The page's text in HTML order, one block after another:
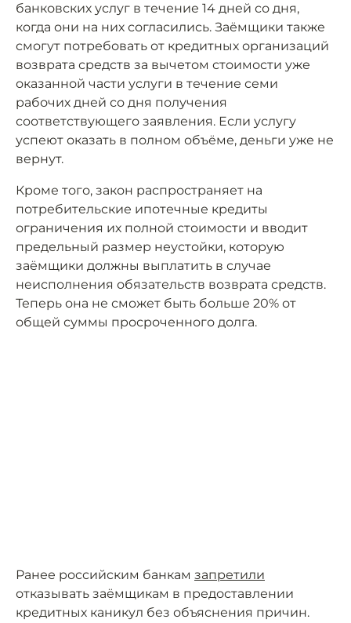
банковских услуг в течение 14 дней со дня,
когда они на них согласились. Заёмщики также
смогут потребовать от кредитных организаций
возврата средств за вычетом стоимости уже
оказанной части услуги в течение семи
рабочих дней со дня получения
соответствующего заявления. Если услугу
успеют оказать в полном объёме, деньги уже не
вернут.
Кроме того, закон распространяет на
потребительские ипотечные кредиты
ограничения их полной стоимости и вводит
предельный размер неустойки, которую
заёмщики должны выплатить в случае
неисполнения обязательств возврата средств.
Теперь она не сможет быть больше 20% от
общей суммы просроченного долга.
Ранее российским банкам запретили
отказывать заёмщикам в предоставлении
кредитных каникул без объяснения причин.